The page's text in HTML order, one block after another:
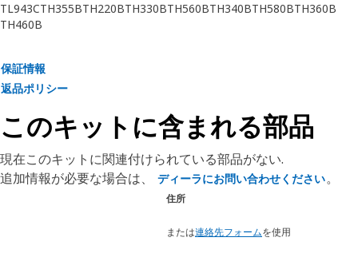
TL943CTH355BTH220BTH330BTH560BTH340BTH580BTH360B
TH460B
保証情報
返品ポリシー
このキットに含まれる部品
現在このキットに関連付けられている部品がない.
追加情報が必要な場合は、
ディーラにお問い合わせください
住所
または連絡先フォームを使用
。